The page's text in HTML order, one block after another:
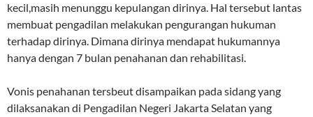
kecil,masih menunggu kepulangan dirinya. Hal tersebut lantas
membuat pengadilan melakukan pengurangan hukuman
terhadap dirinya. Dimana dirinya mendapat hukumannya
hanya dengan 7 bulan penahanan dan rehabilitasi.
Vonis penahanan tersbeut disampaikan pada sidang yang
dilaksanakan di Pengadilan Negeri Jakarta Selatan yang